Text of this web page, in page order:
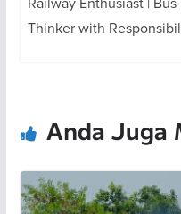
Thinker with
Anda Juga